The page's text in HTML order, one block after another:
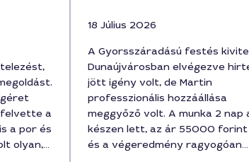
a
a por és
olyan,
18 Július 2026
A Gyorsszáradású festés
Dunaújvárosban elvégezve
jött igény volt, de Martin
professzionális hozzáállása
meggyőző volt. A munka 2 nap
készen lett, az ár 55000
és a végeredmény ragyogóan